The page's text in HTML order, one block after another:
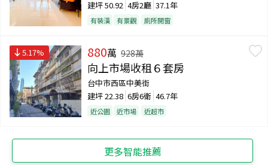
建坪50.92 4房2廳 37.1年
有裝潢 有景觀 廁所開窗
5.17% 880萬 928萬
向上市場收租６套房
台中市西區中美街
建坪22.38 6房6衛 46.7年
近公園 近市場 近超市
更多智能推薦